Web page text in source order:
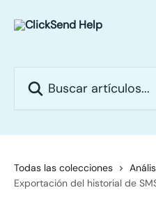
Todas las colecciones
Exportación del historial de